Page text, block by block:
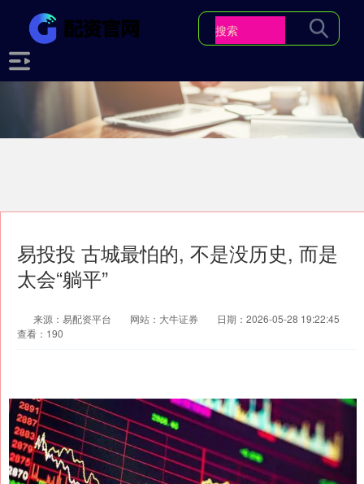
易投投 古城最怕的, 不是没历史, 而是
太会“躺平”
来源：易配资平台 网站：大牛证券
日期：2026-05-28 19:22:45
查看：190